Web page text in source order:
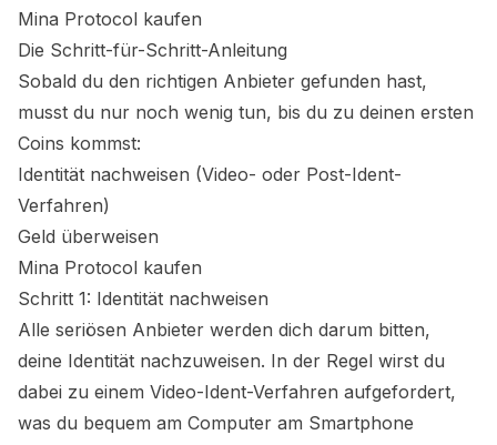
Mina Protocol kaufen
Die Schritt-für-Schritt-Anleitung
Sobald du den richtigen Anbieter gefunden hast,
musst du nur noch wenig tun, bis du zu deinen ersten
Coins kommst:
Identität nachweisen (Video- oder Post-Ident-
Verfahren)
Geld überweisen
Mina Protocol kaufen
Schritt 1: Identität nachweisen
Alle seriösen Anbieter werden dich darum bitten,
deine Identität nachzuweisen. In der Regel wirst du
dabei zu einem Video-Ident-Verfahren aufgefordert,
was du bequem am Computer am Smartphone